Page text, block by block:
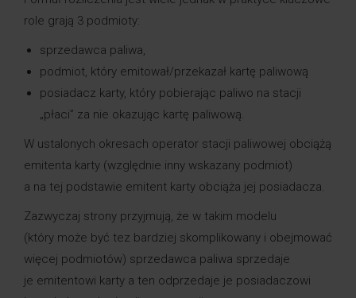
role grają 3 podmioty:
sprzedawca paliwa,
podmiot, który emitował/przekazał kartę paliwową
posiadacz karty, który pobierając paliwo na stacji
„płaci” za nie okazując kartę paliwową.
W ustalonych okresach operator stacji paliwowej obciążą
emitenta karty (względnie inny wskazany podmiot)
a na tej podstawie emitent karty obciąża jej posiadacza.
Zazwyczaj strony przyjmują, że w takim modelu
(który może być tez bardziej skomplikowany i obejmować
więcej podmiotów) sprzedawca paliwa sprzedaje
je emitentowi karty a ten odprzedaje je posiadaczowi